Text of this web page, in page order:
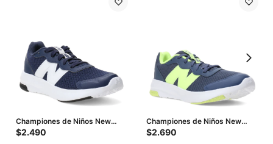
Championes de Niños New
Balance 578 - Azul - Blanco
$2.490
Championes de Niños New
Balance 578 - Azul - Amarillo
$2.690